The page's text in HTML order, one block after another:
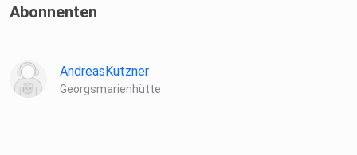
Abonnenten
AndreasKutzner
Georgsmarienhütte